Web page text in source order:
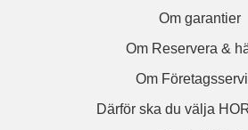
Om garantier
Om Reservera &
Om
Därför ska du välja